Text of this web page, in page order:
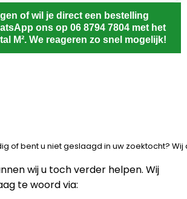
of wil je direct een bestelling
ons op 06 8794 7804 met het
M². We reageren zo snel mogelijk!
of bent u niet geslaagd in uw zoektocht?
wij u toch verder helpen. Wij
te woord via: